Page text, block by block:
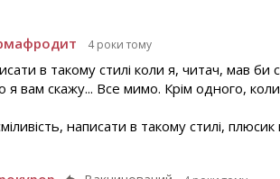
4 роки тому
в такому стилі коли я, читач, мав би
я вам скажу... Все мимо. Крім одного,
написати в такому стилі,